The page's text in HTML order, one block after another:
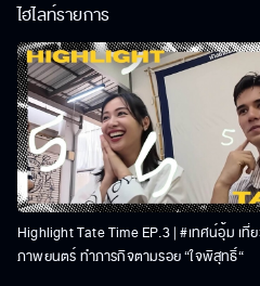
ไฮไลท์รายการ
Highlight Tate Time EP.3 | #เทศน์อุ้ม เที่
ภาพยนตร์ ทำภารกิจตามรอย “ใจพิสุทธิ์“